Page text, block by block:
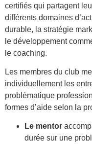
certifiés qui partagent
différents domaines
durable, la stratégie
le développement
le coaching.
Les membres du club
individuellement les
problématique
formes d’aide selon la
Le mentor
durée sur une